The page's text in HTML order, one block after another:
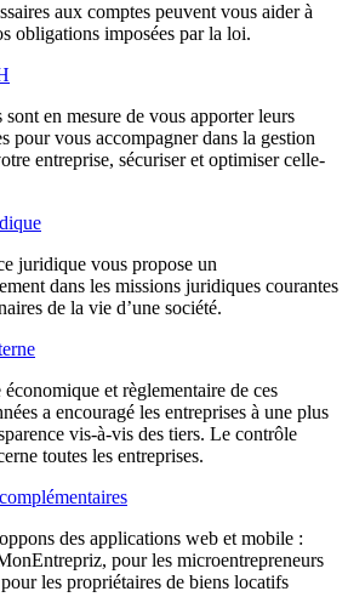
aux comptes peuvent vous aider à
obligations imposées par la loi.
sont en mesure de vous apporter leurs
pour vous accompagner dans la gestion
entreprise, sécuriser et optimiser celle-
juridique vous propose un
dans les missions juridiques courantes
de la vie d’une société.
et règlementaire de ces
a encouragé les entreprises à une plus
vis-à-vis des tiers. Le contrôle
toutes les entreprises.
des applications web et mobile :
pour les microentrepreneurs
les propriétaires de biens locatifs